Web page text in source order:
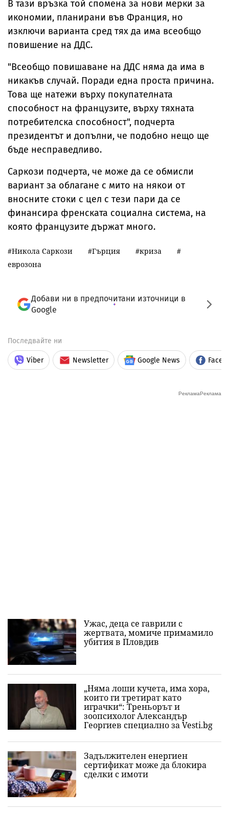
В тази връзка той спомена за нови мерки за
икономии, планирани във Франция, но
изключи варианта сред тях да има всеобщо
повишение на ДДС.
"Всеобщо повишаване на ДДС няма да има в
никакъв случай. Поради една проста причина.
Това ще натежи върху покупателната
способност на французите, върху тяхната
потребителска способност", подчерта
президентът и допълни, че подобно нещо ще
бъде несправедливо.
Саркози подчерта, че може да се обмисли
вариант за облагане с мито на някои от
вносните стоки с цел с тези пари да се
финансира френската социална система, на
която французите държат много.
Никола Саркози Гърция
криза
еврозона
Добави ни в предпочитани източници в
Google
Последвайте ни
Viber Newsletter Google News
Ужас, деца се гаврили с
жертвата, момиче примамило
убития в Пловдив
„Няма лоши кучета, има хора,
които ги третират като
играчки“: Треньорът и
зоопсихолог Александър
Георгиев специално за Vesti.bg
Задължителен енергиен
сертификат може да блокира
сделки с имоти